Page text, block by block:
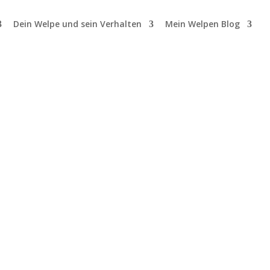
Dein Welpe und sein Verhalten Mein Welpen Blog